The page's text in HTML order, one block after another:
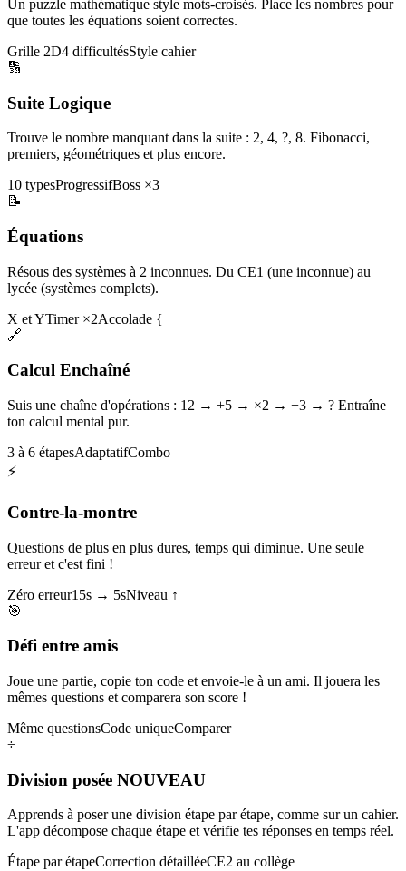
Un puzzle mathématique style mots-croisés. Place les nombres pour
que toutes les équations soient correctes.
Grille 2D4 difficultésStyle cahier
🔢
Suite Logique
Trouve le nombre manquant dans la suite : 2, 4, ?, 8. Fibonacci,
premiers, géométriques et plus encore.
10 typesProgressifBoss ×3
📝
Équations
Résous des systèmes à 2 inconnues. Du CE1 (une inconnue) au
lycée (systèmes complets).
X et YTimer ×2Accolade {
🔗
Calcul Enchaîné
Suis une chaîne d'opérations : 12 → +5 → ×2 → −3 → ? Entraîne
ton calcul mental pur.
3 à 6 étapesAdaptatifCombo
⚡
Contre-la-montre
Questions de plus en plus dures, temps qui diminue. Une seule
erreur et c'est fini !
Zéro erreur15s → 5sNiveau ↑
🎯
Défi entre amis
Joue une partie, copie ton code et envoie-le à un ami. Il jouera les
mêmes questions et comparera son score !
Même questionsCode uniqueComparer
÷
Division posée NOUVEAU
Apprends à poser une division étape par étape, comme sur un cahier.
L'app décompose chaque étape et vérifie tes réponses en temps réel.
Étape par étapeCorrection détailléeCE2 au collège